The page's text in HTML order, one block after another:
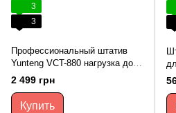
3
3
Профессиональный штатив
Yunteng VCT-880 нагрузка до 5
кг с держателем и чехлом 165
2 499 грн
Купить